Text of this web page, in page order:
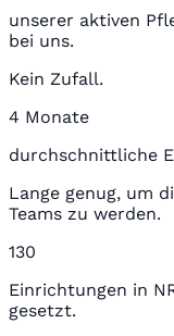
unserer aktiven
bei uns.
Kein Zufall.
4 Monate
durchschnittliche
Lange genug, um
Teams zu werden.
130
Einrichtungen in
gesetzt.